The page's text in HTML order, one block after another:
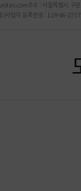
주소 : 서울특별시 구
)사업자 등록번호 : 119-86-